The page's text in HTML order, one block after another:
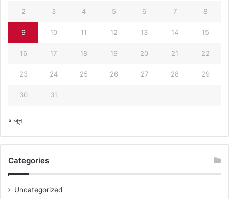
2 3 4 5 6 7 8
9 10 11 12 13 14 15
16 17 18 19 20 21 22
23 24 25 26 27 28 29
30 31
« जून
Categories
Uncategorized